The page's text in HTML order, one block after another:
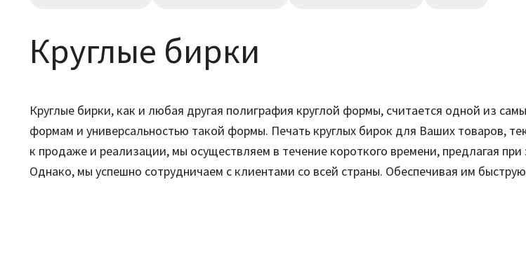
Круглые бирки
Круглые бирки, как и любая другая полиграфия круглой формы, считается одной из
формам и универсальностью такой формы. Печать круглых бирок для Ваших товаров,
к продаже и реализации, мы осуществляем в течение короткого времени, предлагая
Однако, мы успешно сотрудничаем с клиентами со всей страны. Обеспечивая им